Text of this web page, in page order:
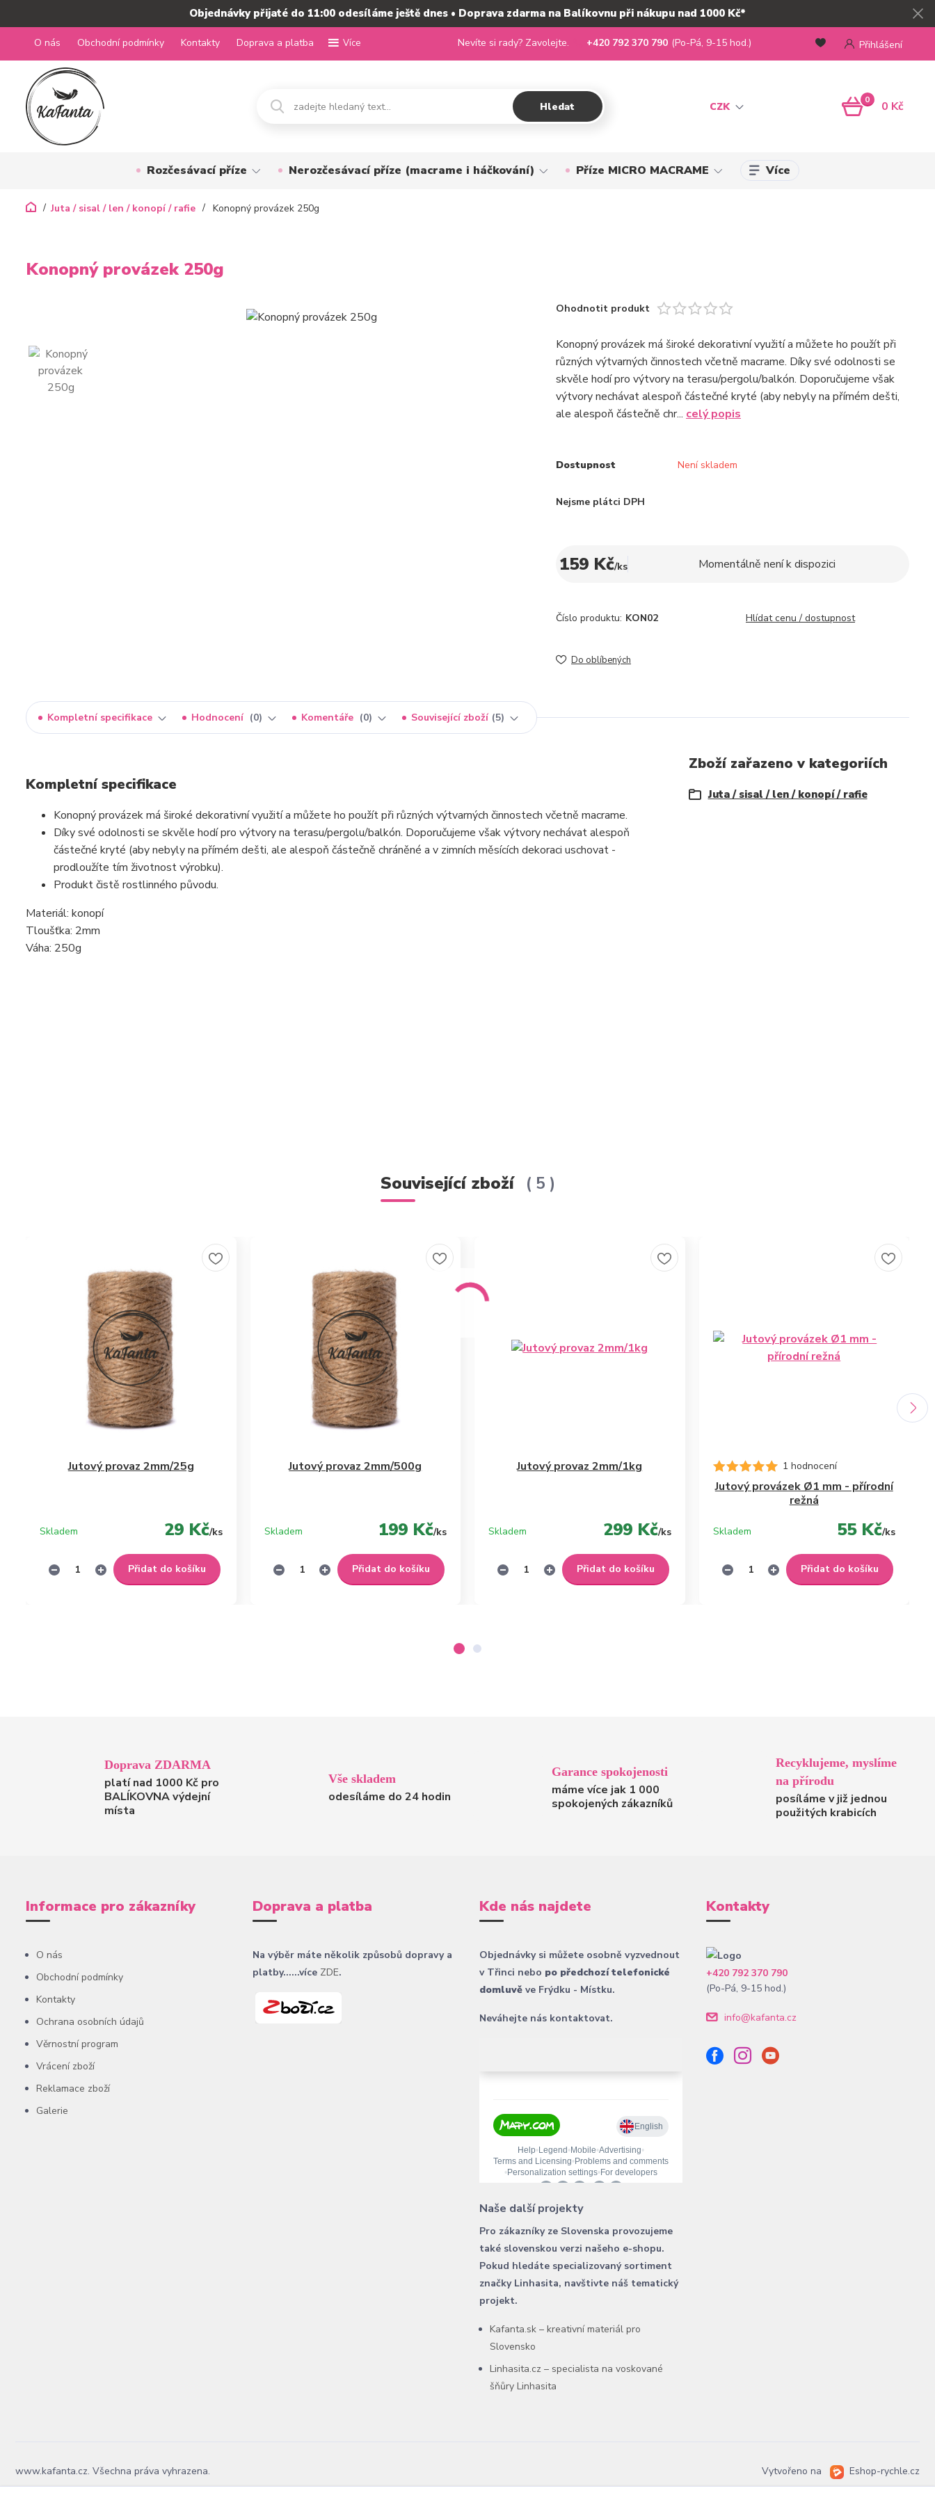
Objednávky přijaté do 11:00 odesíláme ještě dnes • Doprava zdarma na Balíkovnu při nákupu nad 1000 Kč*
O nás Obchodní podmínky Kontakty Doprava a platba Více
CZK
Přihlášení
Hledat
Nevíte si rady? Zavolejte. +420 792 370 790 (Po-Pá, 9-15 hod.)
0 0 Kč
Rozčesávací příze Nerozčesávací příze (macrame i háčkování) Příze MICRO MACRAME Více
Juta / sisal / len / konopí / rafie Konopný provázek 250g
Konopný provázek 250g
Ohodnotit produkt
Konopný provázek má široké dekorativní využití a můžete ho použít při
různých výtvarných činnostech včetně macrame. Díky své odolnosti se
skvěle hodí pro výtvory na terasu/pergolu/balkón. Doporučujeme však
výtvory nechávat alespoň částečné kryté (aby nebyly na přímém dešti,
ale alespoň částečně chr... celý popis
Dostupnost Není skladem
Nejsme plátci DPH
159 Kč/ks Momentálně není k dispozici
Číslo produktu: KON02 Hlídat cenu / dostupnost
Do oblíbených
Kompletní specifikace Hodnocení 0 Komentáře 0 Související zboží 5
Kompletní specifikace
Konopný provázek má široké dekorativní využití a můžete ho použít při různých výtvarných činnostech včetně macrame.
Díky své odolnosti se skvěle hodí pro výtvory na terasu/pergolu/balkón. Doporučujeme však výtvory nechávat alespoň
částečné kryté (aby nebyly na přímém dešti, ale alespoň částečně chráněné a v zimních měsících dekoraci uschovat -
prodloužíte tím životnost výrobku).
Produkt čistě rostlinného původu.
Materiál: konopí
Tloušťka: 2mm
Váha: 250g
Zboží zařazeno v kategoriích
Juta / sisal / len / konopí / rafie
Související zboží 5
Jutový provaz 2mm/25g
29 Kč/ks
Skladem
Přidat do košíku
Jutový provaz 2mm/500g
199 Kč/ks
Skladem
Přidat do košíku
Jutový provaz 2mm/1kg
299 Kč/ks
Skladem
Přidat do košíku
1 hodnocení
Jutový provázek Ø1 mm - přírodní
režná
55 Kč/ks
Skladem
Přidat do košíku
Doprava ZDARMA
platí nad 1000 Kč pro
BALÍKOVNA výdejní
místa
Vše skladem
odesíláme do 24 hodin
Garance spokojenosti
máme více jak 1 000
spokojených zákazníků
Recyklujeme, myslíme
na přírodu
posíláme v již jednou
použitých krabicích
Informace pro zákazníky
O nás
Obchodní podmínky
Kontakty
Ochrana osobních údajů
Věrnostní program
Vrácení zboží
Reklamace zboží
Galerie
Doprava a platba
Na výběr máte několik způsobů dopravy a
platby......více ZDE.
Kde nás najdete
Objednávky si můžete osobně vyzvednout
v Třinci nebo po předchozí telefonické
domluvě ve Frýdku - Místku.
Neváhejte nás kontaktovat.
Naše další projekty
Pro zákazníky ze Slovenska provozujeme
také slovenskou verzi našeho e-shopu.
Pokud hledáte specializovaný sortiment
značky Linhasita, navštivte náš tematický
projekt.
Kafanta.sk – kreativní materiál pro
Slovensko
Linhasita.cz – specialista na voskované
šňůry Linhasita
Kontakty
+420 792 370 790
(Po-Pá, 9-15 hod.)
info@kafanta.cz
www.kafanta.cz. Všechna práva vyhrazena. Vytvořeno na Eshop-rychle.cz